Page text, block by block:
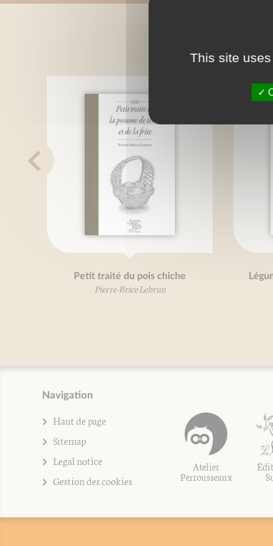
Petit traité du pois chiche
Pierre-Brice Lebrun
Navigation
Haut de page
Sitemap
Legal notice
Gestion des cookies
Atelier
Perrousseaux
This site